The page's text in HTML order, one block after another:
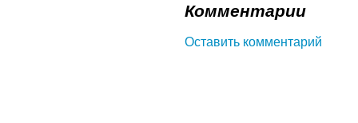
Комментарии
Оставить комментарий